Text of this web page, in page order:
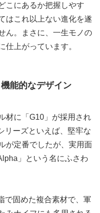
こにあるか把握しやす
はこれ以上ない進化を遂
ん。まさに、一生モノの
仕上がっています。
能的なデザイン
材に 「G10」 が採用され
リーズといえば、堅牢な
が定番でしたが、実用面
」という名にふさわ
で固めた複合素材で、軍